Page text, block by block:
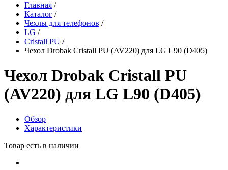
Главная /
Каталог /
Чехлы для телефонов /
LG /
Cristall PU /
Чехол Drobak Cristall PU (AV220) для LG L90 (D405)
Чехол Drobak Cristall PU
(AV220) для LG L90 (D405)
Обзор
Характеристики
Товар есть в наличии